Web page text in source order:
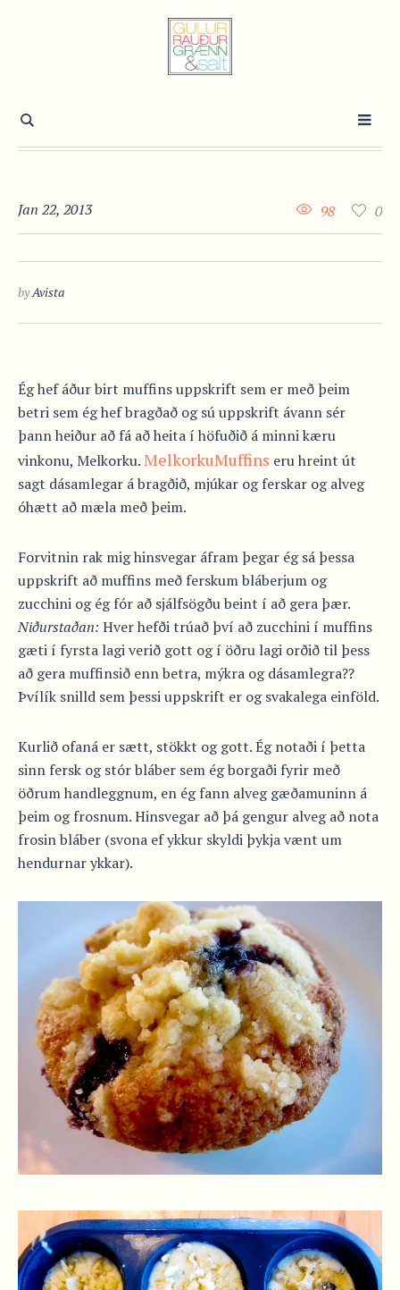
Jan 22, 2013 0
98
byAvista
Ég hef áður birt muffins uppskrift sem er með þeim
betri sem ég hef bragðað og sú uppskrift ávann sér
þann heiður að fá að heita í höfuðið á minni kæru
vinkonu, Melkorku.MelkorkuMuffins eru hreint út
sagt dásamlegar á bragðið, mjúkar og ferskar og alveg
óhætt að mæla með þeim.
Forvitnin rak mig hinsvegar áfram þegar ég sá þessa
uppskrift að muffins með ferskum bláberjum og
zucchini og ég fór að sjálfsögðu beint í að gera þær.
Niðurstaðan: Hver hefði trúað því að zucchini í muffins
gæti í fyrsta lagi verið gott og í öðru lagi orðið til þess
að gera muffinsið enn betra, mýkra og dásamlegra??
Þvílík snilld sem þessi uppskrift er og svakalega einföld.
Kurlið ofaná er sætt, stökkt og gott. Ég notaði í þetta
sinn fersk og stór bláber sem ég borgaði fyrir með
öðrum handleggnum, en ég fann alveg gæðamuninn á
þeim og frosnum. Hinsvegar að þá gengur alveg að nota
frosin bláber (svona ef ykkur skyldi þykja vænt um
hendurnar ykkar).